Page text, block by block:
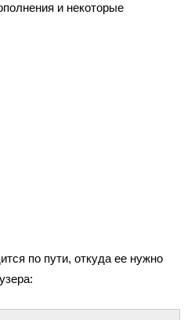
и некоторые
по пути, откуда ее нужно